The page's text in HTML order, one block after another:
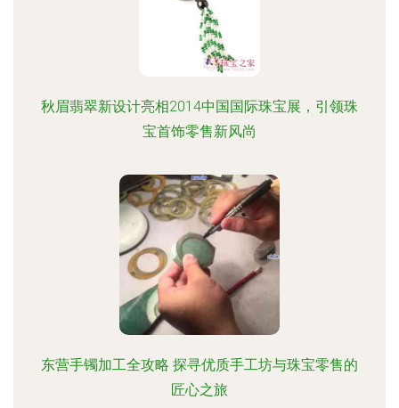
秋眉翡翠新设计亮相2014中国国际珠宝展，引领珠
宝首饰零售新风尚
东营手镯加工全攻略 探寻优质手工坊与珠宝零售的
匠心之旅